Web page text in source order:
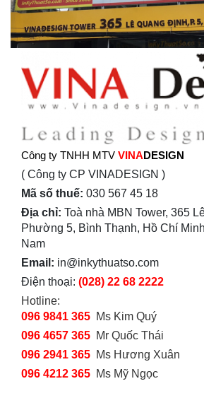
Công ty TNHH MTV VINADESIGN
( Công ty CP VINADESIGN )
Mã số thuế: 030 567 45 18
Địa chỉ: Toà nhà MBN Tower, 365
Phường 5, Bình Thạnh, Hồ Chí
Nam
Email: in@inkythuatso.com
Điện thoại: (028) 22 68 2222
Hotline:
096 9841 365 Ms Kim Quý
096 4657 365 Mr Quốc Thái
096 2941 365 Ms Hương Xuân
096 4212 365 Ms Mỹ Ngọc